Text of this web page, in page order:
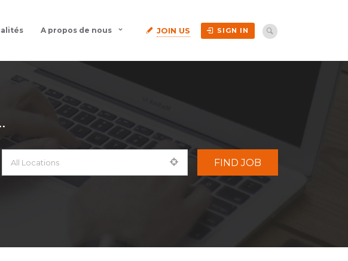
A propos de nous JOIN US SIGN IN